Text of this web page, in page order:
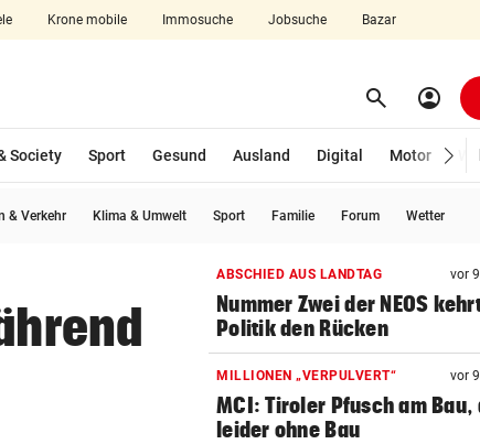
Krone mobile Immosuche Jobsuche Bazar
aufklappen search Suchen
account_circle
Society Sport Gesund Ausland Digital Motor
& Verkehr Klima & Umwelt Sport Familie Forum Wetter
ABSCHIED AUS LANDTAG vor
Nummer Zwei der NEOS
Politik den Rücken
MILLIONEN „VERPULVERT“ vor
MCI: Tiroler Pfusch am Bau,
leider ohne Bau